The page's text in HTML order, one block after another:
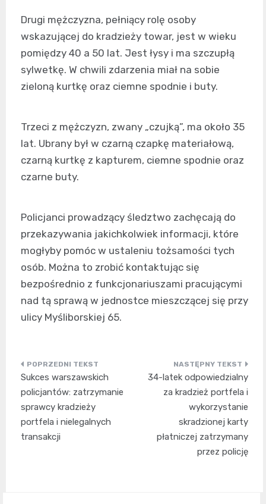
Drugi mężczyzna, pełniący rolę osoby
wskazującej do kradzieży towar, jest w wieku
pomiędzy 40 a 50 lat. Jest łysy i ma szczupłą
sylwetkę. W chwili zdarzenia miał na sobie
zieloną kurtkę oraz ciemne spodnie i buty.
Trzeci z mężczyzn, zwany „czujką”, ma około 35
lat. Ubrany był w czarną czapkę materiałową,
czarną kurtkę z kapturem, ciemne spodnie oraz
czarne buty.
Policjanci prowadzący śledztwo zachęcają do
przekazywania jakichkolwiek informacji, które
mogłyby pomóc w ustaleniu tożsamości tych
osób. Można to zrobić kontaktując się
bezpośrednio z funkcjonariuszami pracującymi
nad tą sprawą w jednostce mieszczącej się przy
ulicy Myśliborskiej 65.
Nawigacja
wpisu
Sukces warszawskich
policjantów: zatrzymanie
sprawcy kradzieży
portfela i nielegalnych
transakcji
34-latek odpowiedzialny
za kradzież portfela i
wykorzystanie
skradzionej karty
płatniczej zatrzymany
przez policję